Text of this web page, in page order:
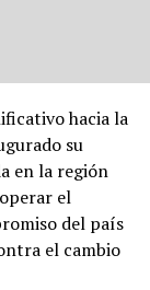
hacia la
su
en la región
el
del país
el cambio